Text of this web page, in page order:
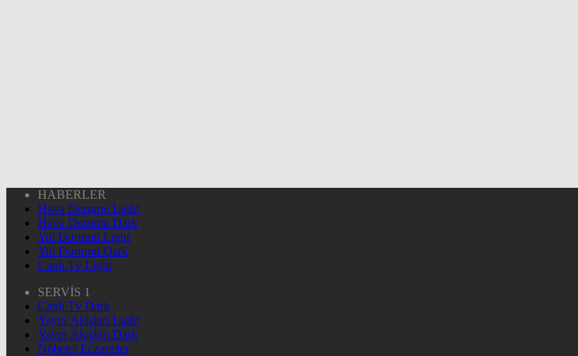
HABERLER
Hava Durumu Light
Hava Durumu Dark
Yol Durumu Light
Yol Durumu Dark
Canlı Tv Light
SERVİS 1
Canlı Tv Dark
Yayın Akışları Light
Yayın Akışları Dark
Nöbetçi Eczaneler